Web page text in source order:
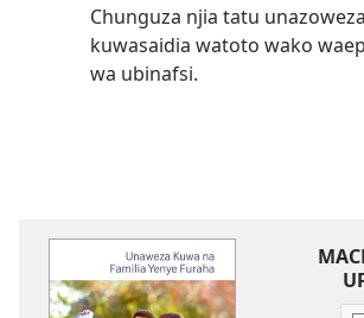
Chunguza njia tatu
kuwasaidia watoto wako
wa ubinafsi.